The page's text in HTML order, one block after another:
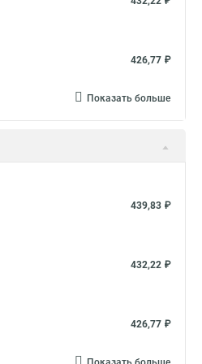
426,77 ₽
Показать больше
439,83 ₽
432,22 ₽
426,77 ₽